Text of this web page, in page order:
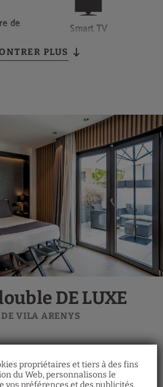
propriétaires et tiers à des fins
du Web, personnalisons le
vos préférences et des publicités
de Smart TV
domotique
PLUS
DE LUXE
VILA ARENYS